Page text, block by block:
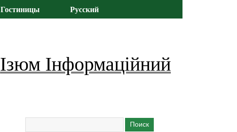
Гостиницы Русский
Ізюм Інформаційний